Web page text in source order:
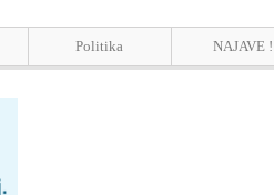
Politika NAJAVE !